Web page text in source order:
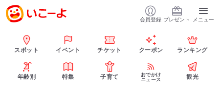
会員登録 プレゼント メニュー
スポット イベント チケット クーポン ランキング
年齢別 特集 子育て
おでかけ
ニュース
観光